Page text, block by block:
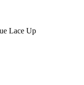
Lace Up